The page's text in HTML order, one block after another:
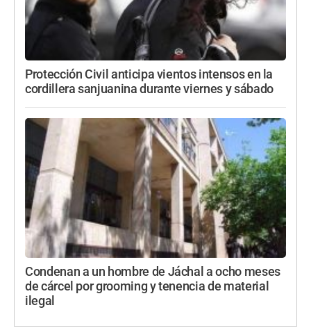
Protección Civil anticipa vientos intensos en la
cordillera sanjuanina durante viernes y sábado
Condenan a un hombre de Jáchal a ocho meses
de cárcel por grooming y tenencia de material
ilegal